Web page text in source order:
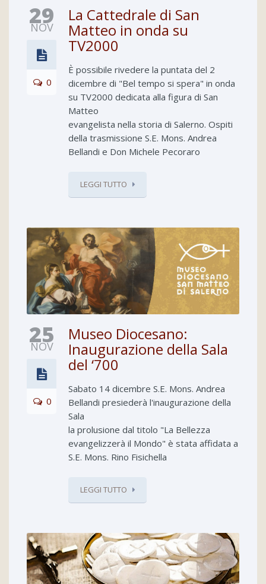
29
NOV
0
La Cattedrale di San
Matteo in onda su
TV2000
È possibile rivedere la puntata del 2
dicembre di "Bel tempo si spera" in onda
su TV2000 dedicata alla figura di San
Matteo
evangelista nella storia di Salerno. Ospiti
della trasmissione S.E. Mons. Andrea
Bellandi e Don Michele Pecoraro
LEGGI TUTTO
25
NOV
0
Museo Diocesano:
Inaugurazione della Sala
del ‘700
Sabato 14 dicembre S.E. Mons. Andrea
Bellandi presiederà l'inaugurazione della
Sala
la prolusione dal titolo "La Bellezza
evangelizzerà il Mondo" è stata affidata a
S.E. Mons. Rino Fisichella
LEGGI TUTTO